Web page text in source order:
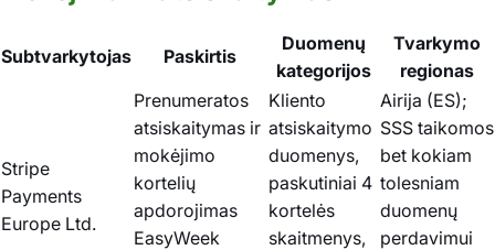
Subtvarkytojas Paskirtis
Duomenų
kategorijos
Tvarkymo
regionas
Stripe
Payments
Europe Ltd.
Prenumeratos
atsiskaitymas ir
mokėjimo
kortelių
apdorojimas
EasyWeek
Kliento
atsiskaitymo
duomenys,
paskutiniai 4
kortelės
skaitmenys,
Airija (ES);
SSS taikomos
bet kokiam
tolesniam
duomenų
perdavimui